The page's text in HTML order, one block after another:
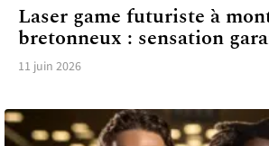
Laser game futuriste à
bretonneux : sensation
11 juin 2026